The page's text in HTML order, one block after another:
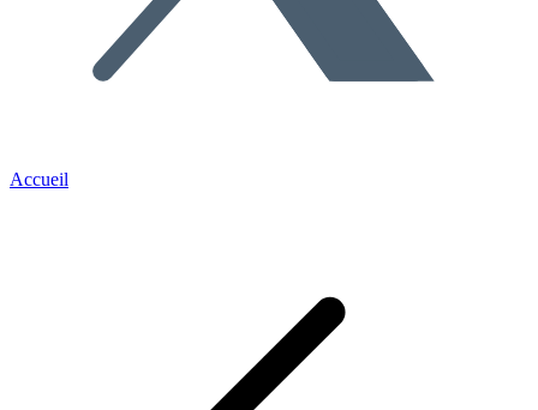
Accueil